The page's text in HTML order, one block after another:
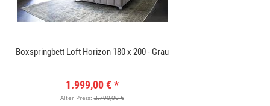
Boxspringbett Loft Horizon 180 x 200 - Grau
1.999,00 € *
Alter Preis:2.790,00 €